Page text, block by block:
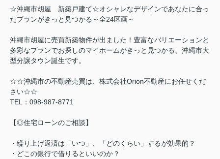
☆沖縄市胡屋 新築戸建て☆オシャレなデザインであなたに合っ
たプランがきっと見つかる～全24区画～
沖縄市胡屋に売買新築物件が出ました！豊富なバリエーションと
多彩なプランでお探しのマイホームがきっと見つかる、沖縄市大
型分譲タウン誕生です。
☆☆沖縄市の不動産売買は、株式会社Orion不動産にお任せくだ
さい☆☆
TEL：098-987-8771
【◎住宅ローンのご相談】
・繰り上げ返済は「いつ」、「どのくらい」するが効果的？
・どこの銀行で借りるといいのか？